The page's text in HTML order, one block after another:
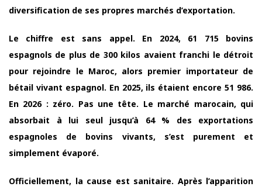
diversification de ses propres marchés d’exportation.
Le chiffre est sans appel. En 2024, 61 715 bovins
espagnols de plus de 300 kilos avaient franchi le détroit
pour rejoindre le Maroc, alors premier importateur de
bétail vivant espagnol. En 2025, ils étaient encore 51 986.
En 2026 : zéro. Pas une tête. Le marché marocain, qui
absorbait à lui seul jusqu’à 64 % des exportations
espagnoles de bovins vivants, s’est purement et
simplement évaporé.
Officiellement, la cause est sanitaire. Après l’apparition